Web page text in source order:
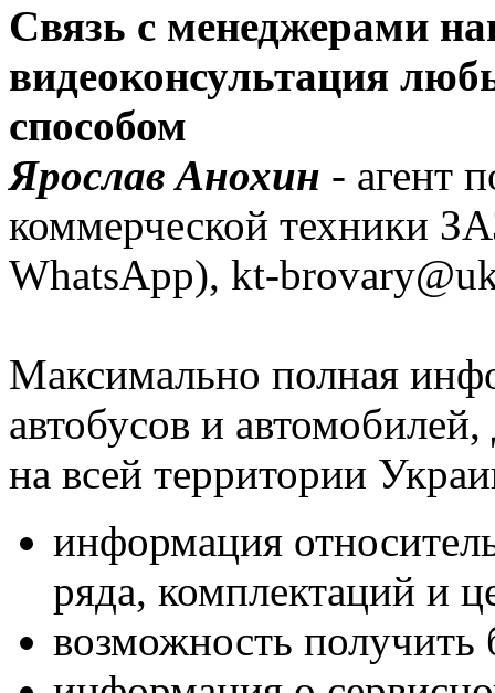
Связь с менеджерами
видеоконсультация
способом
Ярослав Анохин - агент
коммерческой техники
WhatsApp), kt-
Максимально полная
автобусов и
на всей территории
информация
ряда, комплектаций и
возможность